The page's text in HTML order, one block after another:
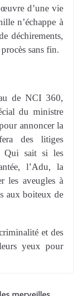
d’une vie
n’échappe à
déchirements,
sans fin.
de NCI 360,
du ministre
annoncer la
des litiges
Qui sait si les
l’Adu, la
les aveugles à
aux boiteux de
et des
yeux pour